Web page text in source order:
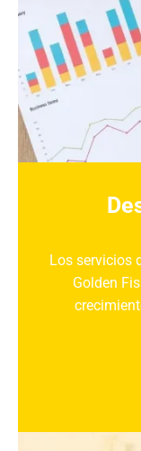
Los servicios
Golden